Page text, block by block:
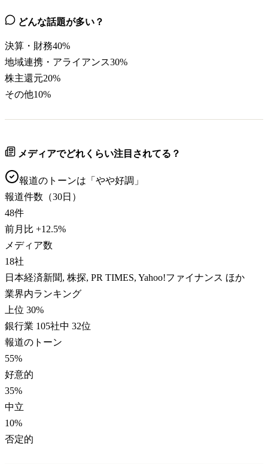
どんな話題が多い？
決算・財務40%
地域連携・アライアンス30%
株主還元20%
その他10%
メディアでどれくらい注目されてる？
報道のトーンは「 やや好調 」
報道件数（30日）
48件
前月比 +12.5%
メディア数
18社
日本経済新聞, 株探, PR TIMES, Yahoo!ファイナンス ほか
業界内ランキング
上位 30%
銀行業 105社中 32位
報道のトーン
55%
好意的
35%
中立
10%
否定的